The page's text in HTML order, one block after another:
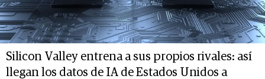
Silicon Valley entrena a sus propios rivales: así
llegan los datos de IA de Estados Unidos a